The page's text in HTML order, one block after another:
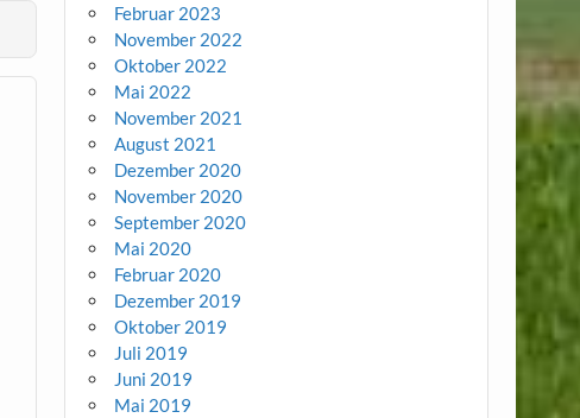
Februar 2023
November 2022
Oktober 2022
Mai 2022
November 2021
August 2021
Dezember 2020
November 2020
September 2020
Mai 2020
Februar 2020
Dezember 2019
Oktober 2019
Juli 2019
Juni 2019
Mai 2019